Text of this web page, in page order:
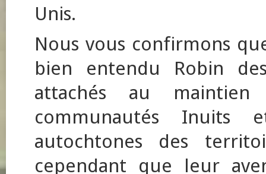
Unis.
Nous vous confirmons
bien entendu Robin
attachés au
communautés Inuits
autochtones des
cependant que leur